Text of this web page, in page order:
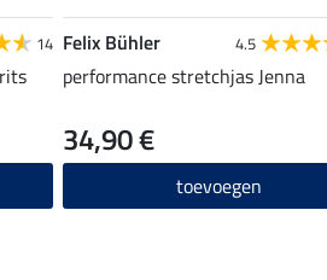
14 Felix Bühler 4.5
performance stretchjas Jenna
34,90 €
toevoegen